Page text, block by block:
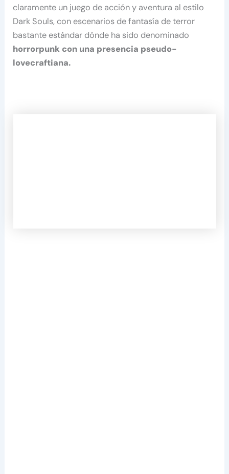
claramente un juego de acción y aventura al estilo
Dark Souls, con escenarios de fantasía de terror
bastante estándar dónde ha sido denominado
horrorpunk con una presencia pseudo-
lovecraftiana.